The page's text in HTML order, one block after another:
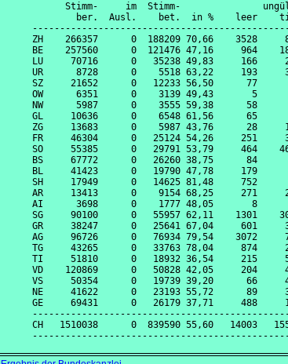
Stimm-     im  Stimm-
ber.  Ausl.    bet.  in %    leer
ZH    266357      0  188209 70,66    3528
BE    257560      0  121476 47,16     964
LU     70716      0   35238 49,83     166
UR      8728      0    5518 63,22     193
SZ     21652      0   12233 56,50      77
OW      6351      0    3139 49,43       5
NW      5987      0    3555 59,38      58
GL     10636      0    6548 61,56      65
ZG     13683      0    5987 43,76      28
FR     46304      0   25124 54,26     251
SO     55385      0   29791 53,79     464
BS     67772      0   26260 38,75      84
BL     41423      0   19790 47,78     179
SH     17949      0   14625 81,48     752
AR     13413      0    9154 68,25     271
AI      3698      0    1777 48,05       8
SG     90100      0   55957 62,11    1301
GR     38247      0   25641 67,04     601
AG     96726      0   76934 79,54    3072
TG     43265      0   33763 78,04     874
TI     51810      0   18932 36,54     215
VD    120869      0   50828 42,05     204
VS     50354      0   19739 39,20      66
NE     41622      0   23193 55,72      89
GE     69431      0   26179 37,71     488
CH   1510038      0  839590 55,60   14003